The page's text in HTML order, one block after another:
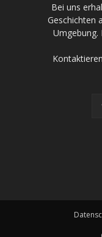
Bei uns
Geschichten
Umgebung.